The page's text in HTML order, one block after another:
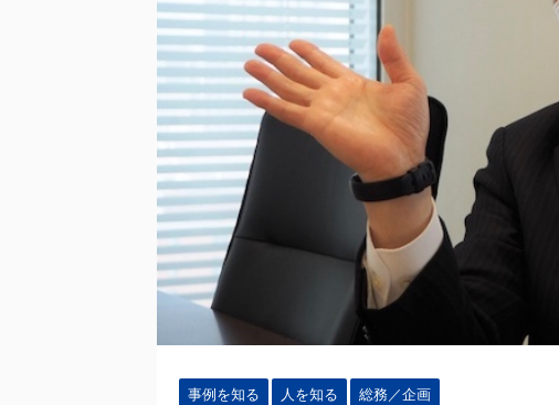
事例を知る
人を知る 総務／企画